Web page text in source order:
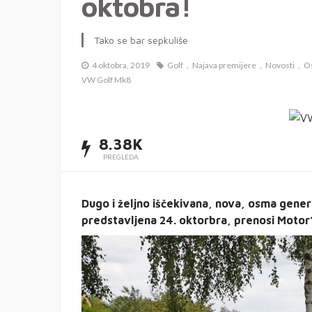
Tako se bar sepkuliše
4 oktobra, 2019 Golf Najava premijere Novosti
VW Golf Mk8
8.38K
PREGLEDA
Dugo i željno iščekivana, nova, osma
predstavljena 24. oktorbra, prenosi